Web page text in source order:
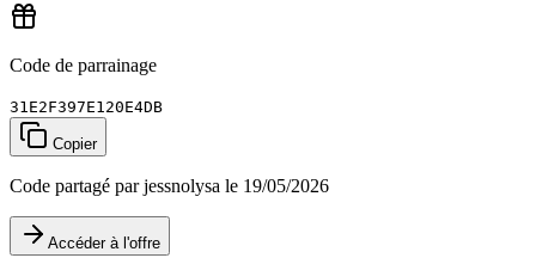
Code de parrainage
31E2F397E120E4DB
Copier
Code partagé par jessnolysa le 19/05/2026
Accéder à l'offre